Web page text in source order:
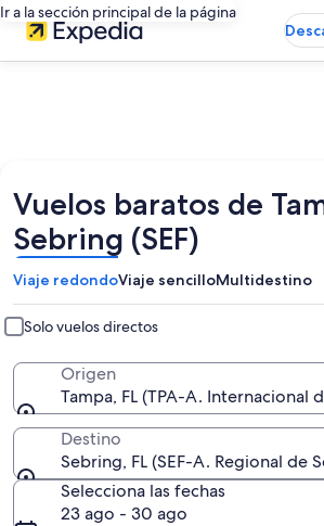
Ir a la sección principal de la página
Vuelos baratos de
Sebring (SEF)
Viaje redondoViaje sencilloMultidestino
Solo vuelos directos
Origen
Tampa, FL (TPA-A. Internacional
Destino
Sebring, FL (SEF-A. Regional de
Selecciona las fechas
23 ago - 30 ago